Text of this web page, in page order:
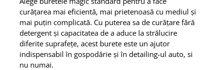
curățarea mai eficientă, mai prietenoasă cu mediul și
mai puțin complicată. Cu puterea sa de curățare fără
detergent și capacitatea de a aduce la strălucire
diferite suprafețe, acest burete este un ajutor
indispensabil în gospodărie și în detailing-ul auto, si
nu numai.